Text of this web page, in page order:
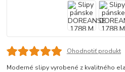
Ohodnotiť produkt
Moderné slipy vyrobené z kvalitného